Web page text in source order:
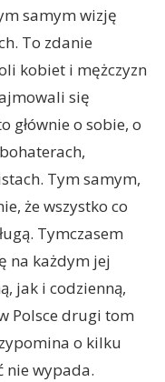
samym wizję
To zdanie
kobiet i mężczyzn
się
głównie o sobie, o
Tym samym,
że wszystko co
Tymczasem
na każdym jej
jak i codzienną,
Polsce drugi tom
o kilku
nie wypada.